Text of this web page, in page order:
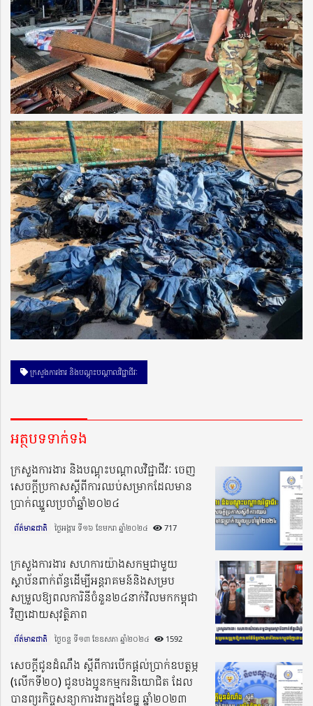
ក្រសួងការងារ និងបណ្តុះបណ្តាលវិជ្ជាជីវៈ
អត្ថបទទាក់ទង
ក្រសួងការងារ និងបណ្តុះបណ្តាលវិជ្ជាជីវៈ ចេញ
សេចក្តីប្រកាសស្តីពីការឈប់សម្រាកដែលមាន
ប្រាក់ឈ្នួលប្រចាំឆ្នាំ២០២៤
ព័ត៌មានជាតិ ថ្ងៃអង្គារ ទី១៦ ខែមករា ឆ្នាំ២០២៤​ 717
ក្រសួងការងារ សហការយ៉ាងសកម្មជាមួយ
ស្ថាប័នពាក់ព័ន្ធដើម្បីអន្តរាគមន៍និងសម្រប
សម្រួលឱ្យពលការិនីចំនួន២៤នាក់វិលមកកម្ពុជា
វិញដោយសុវត្ថិភាព
ព័ត៌មានជាតិ ថ្ងៃចន្ទ ទី១៣ ខែឧសភា ឆ្នាំ២០២៤​ 1592
សេចក្តីជូនដំណឹង ស្តីពីការបើកផ្ដល់ប្រាក់ឧបត្ថម្ភ
(លើកទី២០) ជូនបងប្អូនកម្មករនិយោជិត ដែល
បានព្យួរកិច្ចសន្យាការងារក្នុងខែធ្នូ ឆ្នាំ២០២៣